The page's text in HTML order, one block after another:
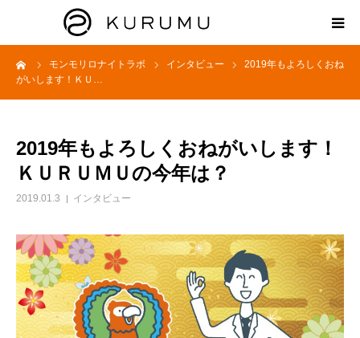
モンモリロナイトラボ インタビュー
2019年もよろしくおね
がいします！ＫＵ…
2019年もよろしくおねがいします！
ＫＵＲＵＭＵの今年は？
2019.01.3 インタビュー
HOME
プロダクト
モンモリロナイトラボ
お知らせ
えどがわ楽市